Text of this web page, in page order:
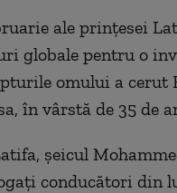
ale prințesei
globale pentru o
omului a cerut
în vârstă de 35 de
șeicul
conducători din